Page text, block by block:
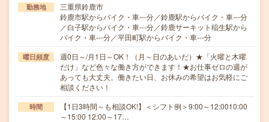
勤務地
三重県鈴鹿市
鈴鹿市駅からバイク・車---分／鈴鹿駅からバイク・車---分
／白子駅からバイク・車---分／鈴鹿サーキット稲生駅から
バイク・車---分／平田町駅からバイク・車---分
曜日頻度
週0日～/月1日～OK！（月～日のあいだ）★「火曜と木曜
だけ」など色々な働き方ができます！★お仕事ゼロの週が
あっても大丈夫。働きたい日、お休みの希望はお気軽にご
相談ください！
時間
【1日3時間～も相談OK!】＜シフト例＞9:00～12:0010:00
～15:00 12:00～17…